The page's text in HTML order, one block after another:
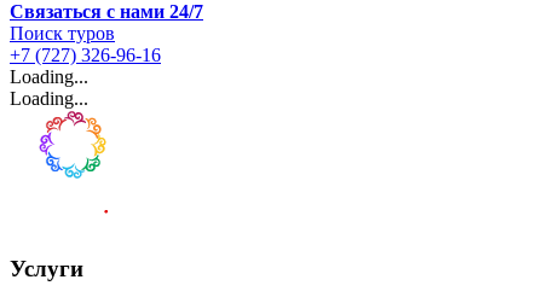
Связаться с нами 24/7
Поиск туров
+7 (727) 326-96-16
Loading...
Loading...
Услуги